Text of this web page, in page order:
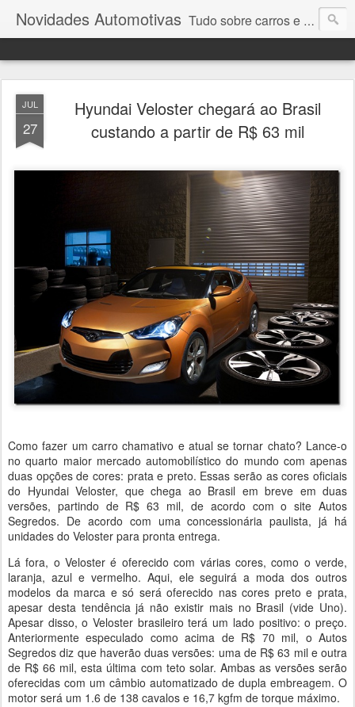
Novidades Automotivas Tudo sobre carros e motores
JUL
27
Hyundai Veloster chegará ao Brasil
custando a partir de R$ 63 mil
Como fazer um carro chamativo e atual se tornar chato? Lance-o
no quarto maior mercado automobilístico do mundo com apenas
duas opções de cores: prata e preto. Essas serão as cores oficiais
do Hyundai Veloster, que chega ao Brasil em breve em duas
versões, partindo de R$ 63 mil, de acordo com o site Autos
Segredos. De acordo com uma concessionária paulista, já há
unidades do Veloster para pronta entrega.
Lá fora, o Veloster é oferecido com várias cores, como o verde,
laranja, azul e vermelho. Aqui, ele seguirá a moda dos outros
modelos da marca e só será oferecido nas cores preto e prata,
apesar desta tendência já não existir mais no Brasil (vide Uno).
Apesar disso, o Veloster brasileiro terá um lado positivo: o preço.
Anteriormente especulado como acima de R$ 70 mil, o Autos
Segredos diz que haverão duas versões: uma de R$ 63 mil e outra
de R$ 66 mil, esta última com teto solar. Ambas as versões serão
oferecidas com um câmbio automatizado de dupla embreagem. O
motor será um 1.6 de 138 cavalos e 16,7 kgfm de torque máximo.